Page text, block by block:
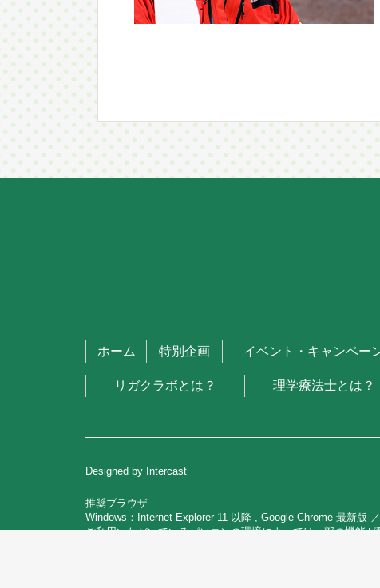
ホーム 特別企画 イベント・キャンペー
リガクラボとは？ 理学療法士とは？
Designed by Intercast
推奨ブラウザ
Windows：Internet Explorer 11 以降 , Google Chrome 最新版
ご利用いただいているパソコンの環境によっては一部の機能